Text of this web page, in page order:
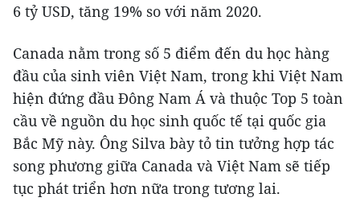
6 tỷ USD, tăng 19% so với năm 2020.
Canada nằm trong số 5 điểm đến du học hàng
đầu của sinh viên Việt Nam, trong khi Việt Nam
hiện đứng đầu Đông Nam Á và thuộc Top 5 toàn
cầu về nguồn du học sinh quốc tế tại quốc gia
Bắc Mỹ này. Ông Silva bày tỏ tin tưởng hợp tác
song phương giữa Canada và Việt Nam sẽ tiếp
tục phát triển hơn nữa trong tương lai.